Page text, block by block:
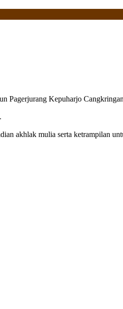
Pagerjurang Kepuharjo
akhlak mulia serta ketrampilan